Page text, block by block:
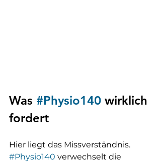
Was #Physio140 wirklich
fordert
Hier liegt das Missverständnis.
#Physio140 verwechselt die